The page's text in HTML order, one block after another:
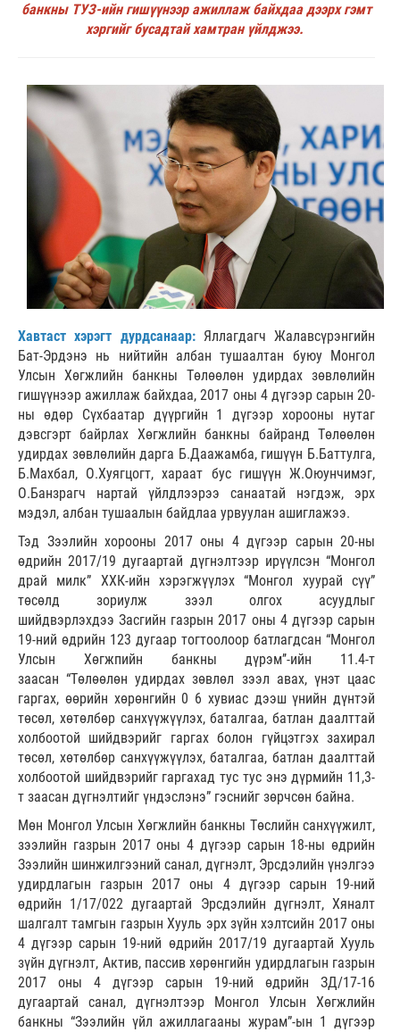
банкны ТУЗ-ийн гишүүнээр ажиллаж байхдаа дээрх гэмт
хэргийг бусадтай хамтран үйлджээ.
Хавтаст хэрэгт дурдсанаар: Яллагдагч Жалавсүрэнгийн
Бат-Эрдэнэ нь нийтийн албан тушаалтан буюу Монгол
Улсын Хөгжлийн банкны Төлөөлөн удирдах зөвлөлийн
гишүүнээр ажиллаж байхдаа, 2017 оны 4 дүгээр сарын 20-
ны өдөр Сүхбаатар дүүргийн 1 дүгээр хорооны нутаг
дэвсгэрт байрлах Хөгжлийн банкны байранд Төлөөлөн
удирдах зөвлөлийн дарга Б.Даажамба, гишүүн Б.Баттулга,
Б.Махбал, О.Хуягцогт, хараат бус гишүүн Ж.Оюунчимэг,
О.Банзрагч нартай үйлдлээрээ санаатай нэгдэж, эрх
мэдэл, албан тушаалын байдлаа урвуулан ашиглажээ.
Тэд Зээлийн хорооны 2017 оны 4 дүгээр сарын 20-ны
өдрийн 2017/19 дугаартай дүгнэлтээр ирүүлсэн “Монгол
драй милк” ХХК-ийн хэрэгжүүлэх “Монгол хуурай сүү”
төсөлд зориулж зээл олгох асуудлыг
шийдвэрлэхдээ Засгийн газрын 2017 оны 4 дүгээр сарын
19-ний өдрийн 123 дугаар тогтоолоор батлагдсан “Монгол
Улсын Хөгжпийн банкны дүрэм’’-ийн 11.4-т
заасан “Төлөөлөн удирдах зөвлөл зээл авах, үнэт цаас
гаргах, өөрийн хөрөнгийн 0 6 хувиас дээш үнийн дүнтэй
төсөл, хөтөлбөр санхүүжүүлэх, баталгаа, батлан даалттай
холбоотой шийдвэрийг гаргах болон гүйцэтгэх захирал
төсөл, хөтөлбөр санхүүжүүлэх, баталгаа, батлан даалттай
холбоотой шийдвэрийг гаргахад тус тус энэ дүрмийн 11,3-
т заасан дүгнэлтийг үндэслэнэ” гэснийг зөрчсөн байна.
Мөн Монгол Улсын Хөгжлийн банкны Төслийн санхүүжилт,
зээлийн газрын 2017 оны 4 дүгээр сарын 18-ны өдрийн
Зээлийн шинжилгээний санал, дүгнэлт, Эрсдэлийн үнэлгээ
удирдлагын газрын 2017 оны 4 дүгээр сарын 19-ний
өдрийн 1/17/022 дугаартай Эрсдэлийн дүгнэлт, Хяналт
шалгалт тамгын газрын Хууль эрх зүйн хэлтсийн 2017 оны
4 дүгээр сарын 19-ний өдрийн 2017/19 дугаартай Хууль
зүйн дүгнэлт, Актив, пассив хөрөнгийн удирдлагын газрын
2017 оны 4 дүгээр сарын 19-ний өдрийн ЗД/17-16
дугаартай санал, дүгнэлтээр Монгол Улсын Хөгжлийн
банкны “Зээлийн үйл ажиллагааны журам”-ын 1 дүгээр